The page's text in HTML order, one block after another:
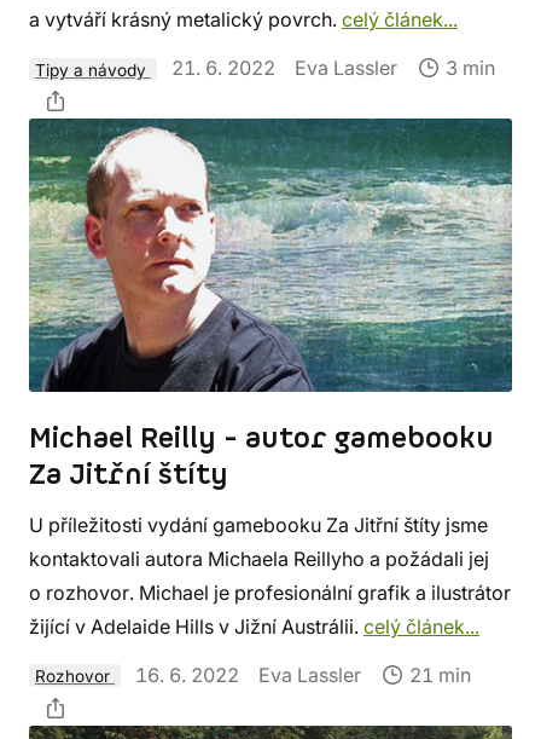
a vytváří krásný metalický povrch. celý článek...
Tipy a návody 21. 6. 2022 Eva Lassler 3 min
Michael Reilly - autor gamebooku
Za Jitřní štíty
U příležitosti vydání gamebooku Za Jitřní štíty jsme
kontaktovali autora Michaela Reillyho a požádali jej
o rozhovor. Michael je profesionální grafik a ilustrátor
žijící v Adelaide Hills v Jižní Austrálii. celý článek...
Rozhovor 16. 6. 2022 Eva Lassler 21 min